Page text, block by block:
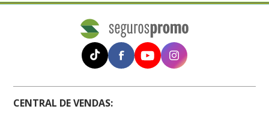
CENTRAL DE VENDAS: